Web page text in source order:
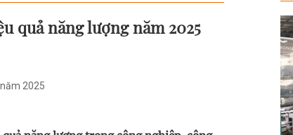
quả năng lượng năm 2025
2025